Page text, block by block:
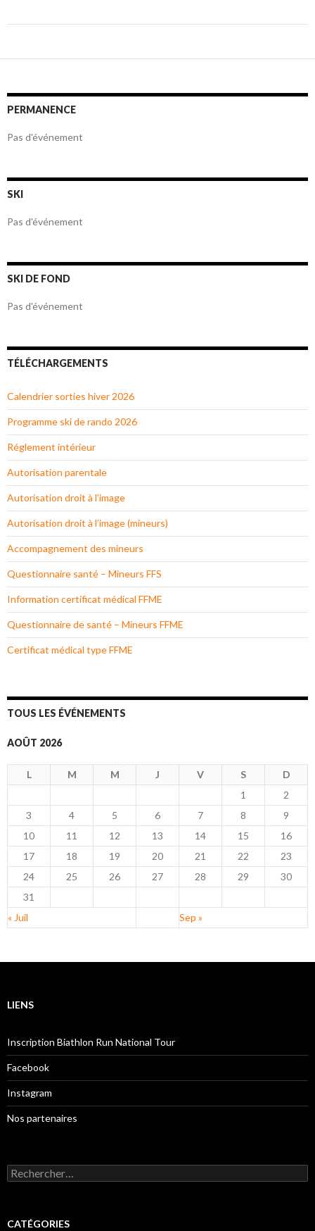
des
PERMANENCE
Pas d'événement
SKI
Pas d'événement
SKI DE FOND
Pas d'événement
TÉLÉCHARGEMENTS
Calendrier sorties hiver 2026
Programme ski de rando 2026
Réglement intérieur
Autorisation parentale
Autorisation droit à l’image
Autorisation droit à l’image (mineurs)
Accompagnement des mineurs
Questionnaire santé – Mineurs FFS
Information certificat médical FFME
Questionnaire de santé – Mineurs FFME
Certificat médical type FFME
TOUS LES ÉVÉNEMENTS
AOÛT 2026
L M M J V S
D
1
2
3
4 5 6 7 8
9
10
11 12 13 14 15
16
17
18 19 20 21 22
23
24
25 26 27 28 29
30
31
« Juil
Sep »
LIENS
Inscription Biathlon Run National Tour
Facebook
Instagram
Nos partenaires
Rechercher :
CATÉGORIES